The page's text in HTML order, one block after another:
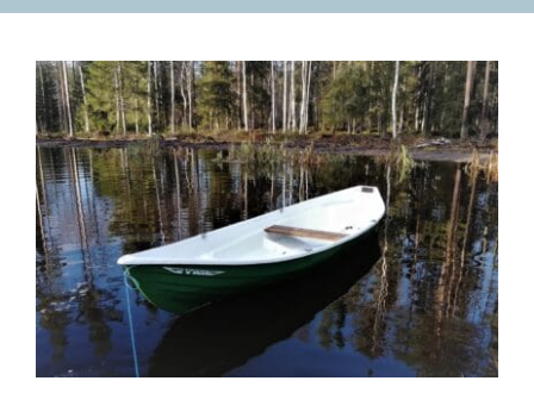
Valmistajat
Rahoitus
Asiakaskokemuksia
Katso
kuvaa
isompana